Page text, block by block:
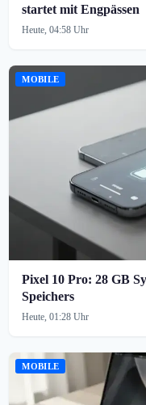
startet mit Engpässen
Heute, 04:58 Uhr
MOBILE
Pixel 10 Pro: 28 GB
Speichers
Heute, 01:28 Uhr
MOBILE